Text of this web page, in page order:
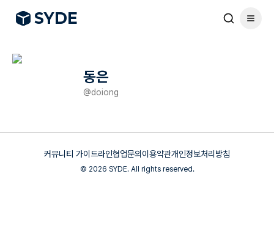
SYDE
동은
@doiong
커뮤니티 가이드라인협업문의 이용약관개인정보처리방침
© 2026 SYDE. All rights reserved.